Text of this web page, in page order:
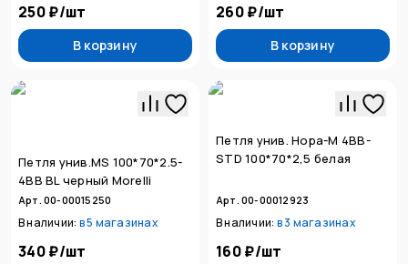
250 ₽/шт
В корзину
260 ₽/шт
В корзину
Петля унив.MS 100*70*2.5-
4BB BL черный Morelli
Арт. 00-00015250
В наличии: в5 магазинах
340 ₽/шт
Петля унив. Нора-М 4BB-
STD 100*70*2,5 белая
Арт. 00-00012923
В наличии: в3 магазинах
160 ₽/шт